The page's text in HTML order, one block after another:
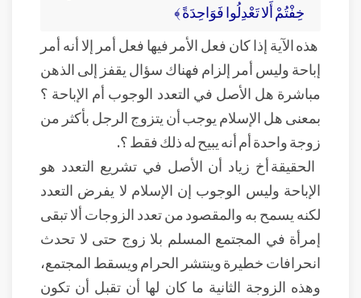
خِفْتُمْ أَلا تَعْدِلُوا فَوَاحِدَةً ﴾
هذه الآية إذا كان فعل الأمر فيها فعل أمر إلا أنه أمر
إباحة وليس أمر إلزام فهناك سؤال يقفز إلى الذهن
مباشرة هل الأصل في التعدد الوجوب أم الإباحة ؟
بمعنى هل الإسلام يوجب أن يتزوج الرجل بأكثر من
زوجة واحدة أم أنه يبيح له ذلك فقط ؟.
الحقيقة أخ زياد أن الأصل في تشريع التعدد هو
الإباحة وليس الوجوب إن الإسلام لا يفرض التعدد
لكنه يسمح به والمقصود من تعدد الزوجات ألا تبقى
إمرأة في المجتمع المسلم بلا زوج حتى لا تحدث
انحرافات خطيرة وينتشر الحرام ويسقط المجتمع،
وهذه الزوجة الثانية ما كان لها أن تقبل أن تكون